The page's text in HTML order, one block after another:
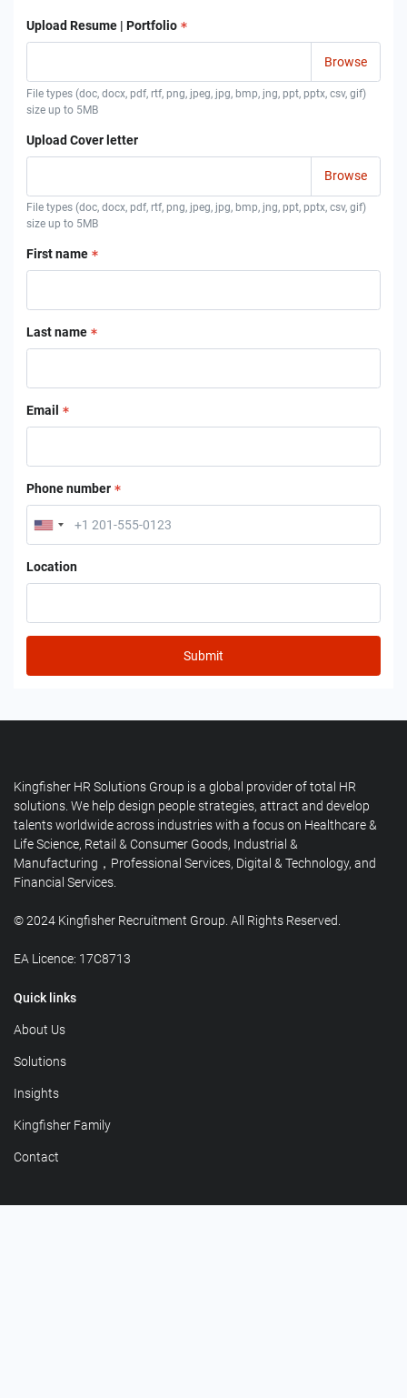
Upload Resume | Portfolio
File types (doc, docx, pdf, rtf, png, jpeg, jpg, bmp, jng, ppt, pptx, csv, gif)
size up to 5MB
Upload Cover letter
File types (doc, docx, pdf, rtf, png, jpeg, jpg, bmp, jng, ppt, pptx, csv, gif)
size up to 5MB
First name
Last name
Email
Phone number
Location
Submit
Kingfisher HR Solutions Group is a global provider of total HR
solutions. We help design people strategies, attract and develop
talents worldwide across industries with a focus on Healthcare &
Life Science, Retail & Consumer Goods, Industrial &
Manufacturing，Professional Services, Digital & Technology, and
Financial Services.
© 2024 Kingfisher Recruitment Group. All Rights Reserved.
EA Licence: 17C8713
Quick links
About Us
Solutions
Insights
Kingfisher Family
Contact